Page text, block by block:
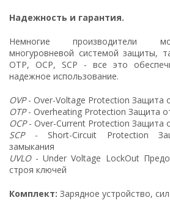
Надежность и гарантия.
Немногие производители
многуровневой системой защиты,
OTP, OCP, SCP - все это
надежное использование.
OVP- Over-Voltage Protection Защита
OTP- Overheating Protection Защита
OCP- Over-Current Protection Защита
SCP- Short-Circuit Protection
замыкания
UVLO- Under Voltage LockOut
строя ключей
Комплект: Зарядное устройство,